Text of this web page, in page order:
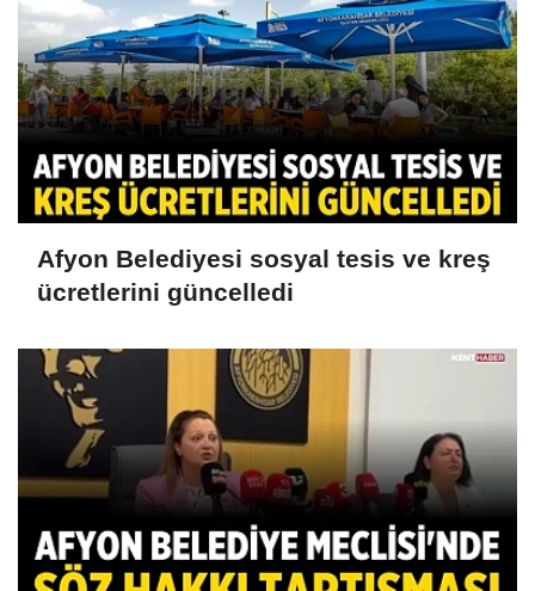
Afyon Belediyesi sosyal tesis ve kreş
ücretlerini güncelledi